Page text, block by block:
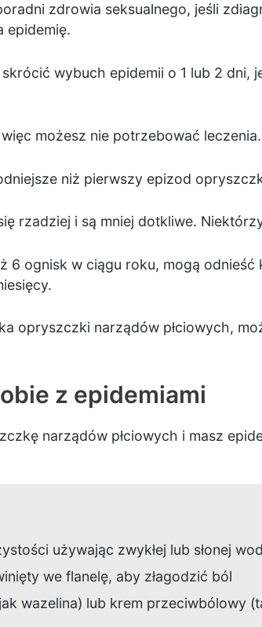
zdrowia seksualnego, jeśli
epidemię.
wybuch epidemii o 1 lub 2 dni,
możesz nie potrzebować leczenia.
niż pierwszy epizod
rzadziej i są mniej dotkliwe.
6 ognisk w ciągu roku, mogą
opryszczki narządów płciowych,
z epidemiami
narządów płciowych i masz
używając zwykłej lub słonej
we flanelę, aby złagodzić ból
wazelina) lub krem przeciwbólowy